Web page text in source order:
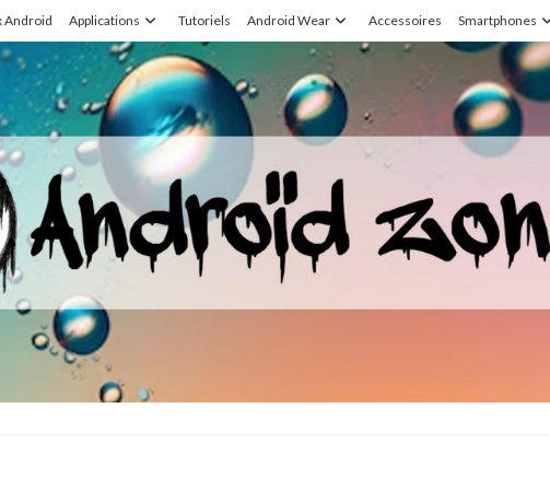
Android Applications Tutoriels Android Wear Accessoires Smartphones